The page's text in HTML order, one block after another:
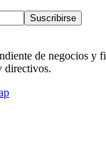
Suscribirse
de negocios y
directivos.